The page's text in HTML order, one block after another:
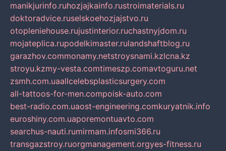
manikjurinfo.ruhozjajkainfo.rustroimaterials.ru
doktoradvice.ruselskoehozjajstvo.ru
otopleniehouse.rujustinterior.ruchastnyjdom.ru
mojateplica.rupodelkimaster.rulandshaftblog.ru
garazhov.commonamy.netstroysnami.kzlcna.kz
stroyu.kzmy-vesta.comtimeszp.comavtoguru.net
zsmh.com.uaallcelebsplasticsurgery.com
all-tattoos-for-men.compoisk-auto.com
best-radio.com.uaost-engineering.comkuryatnik.info
euroshiny.com.uaporemontuavto.com
searchus-nauti.rumirmam.infosmi366.ru
transgazstroy.ruorgmanagement.orgyes-fitness.ru